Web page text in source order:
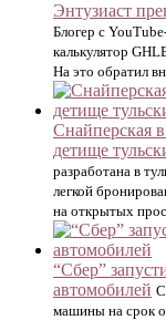
Энтузиаст
Блогер с
калькулятор
На это обратил
Снайперская
детище
разработана в
легкой
на открытых
“Сбер”
автомобилей
машины на срок